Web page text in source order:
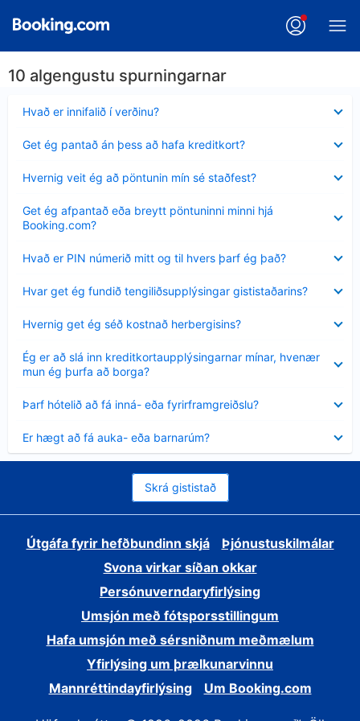
10 algengustu spurningarnar
Hvað er innifalið í verðinu?
sýnt
Get ég pantað án þess að hafa kreditkort?
sýnt
Hvernig veit ég að pöntunin mín sé staðfest?
sýnt
Get ég afpantað eða breytt pöntuninni minni hjá
Booking.com?
sýnt
Hvað er PIN númerið mitt og til hvers þarf ég það?
sýnt
Hvar get ég fundið tengiliðsupplýsingar gististaðarins?
sýnt
Hvernig get ég séð kostnað herbergisins?
sýnt
Ég er að slá inn kreditkortaupplýsingarnar mínar, hvenær
mun ég þurfa að borga?
Minna
sýnt
Þarf hótelið að fá inná- eða fyrirframgreiðslu?
sýnt
Er hægt að fá auka- eða barnarúm?
sýnt
Skrá gististað
Útgáfa fyrir hefðbundinn skjá
Þjónustuskilmálar
Svona virkar síðan okkar
Persónuverndaryfirlýsing
Umsjón með fótsporsstillingum
Hafa umsjón með sérsniðnum meðmælum
Yfirlýsing um þrælkunarvinnu
Mannréttindayfirlýsing
Um Booking.com